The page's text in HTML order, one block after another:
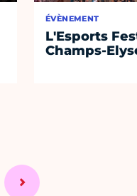
ÉVÈNEMENT
L'Esports
Champs-